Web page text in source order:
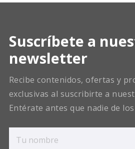
Suscríbete a
newsletter
Recibe contenidos, ofertas y
exclusivas al suscribirte a
Entérate antes que nadie de